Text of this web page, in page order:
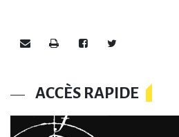
Envoyer par e-mail
ImprimerPartager sur Facebook
ACCÈS RAPIDE